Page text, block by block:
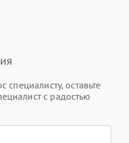
специалисту, оставьте
с радостью